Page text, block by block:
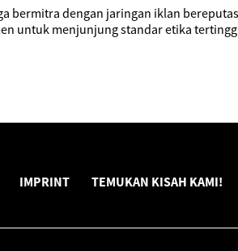
bermitra dengan jaringan iklan
untuk menjunjung standar etika
IMPRINT TEMUKAN KISAH KAMI!